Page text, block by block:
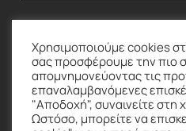
Ακολουθήστε με
Χρησιμοποιούμε cookies
σας προσφέρουμε την πιο
απομνημονεύοντας τις
επαναλαμβανόμενες
"Αποδοχή", συναινείτε
Ωστόσο, μπορείτε να